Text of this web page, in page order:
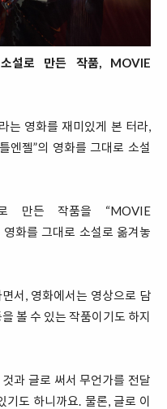
설로 만든 작품, MOVIE
는 영화를 재미있게 본 터라,
엔젤”의 영화를 그대로 소설
만든 작품을 “MOVIE
화를 그대로 소설로 옮겨놓
서, 영화에서는 영상으로 담
볼 수 있는 작품이기도 하지
과 글로 써서 무언가를 전달
도 하니까요. 물론, 글로 이